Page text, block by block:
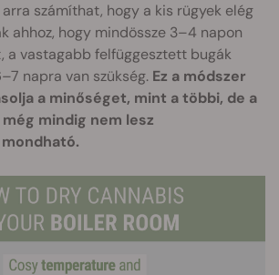
számíthat, hogy a kis rügyek elég
ahhoz, hogy mindössze 3–4 napon
a vastagabb felfüggesztett bugák
napra van szükség. Ez a módszer
a minőséget, mint a többi, de a
mindig nem lesz